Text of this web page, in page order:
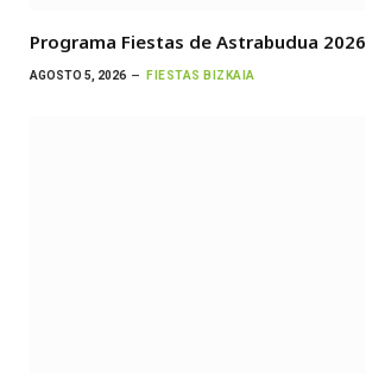
Programa Fiestas de Astrabudua 2026
AGOSTO 5, 2026 FIESTAS BIZKAIA